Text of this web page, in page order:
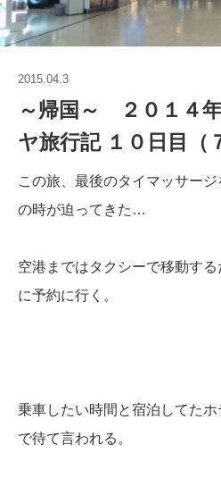
2015.04.3
～帰国～ ２０１４
ヤ旅行記 １０日目（
この旅、最後のタイマッサー
の時が迫ってきた…
空港まではタクシーで移動す
に予約に行く。
乗車したい時間と宿泊してた
で待て言われる。